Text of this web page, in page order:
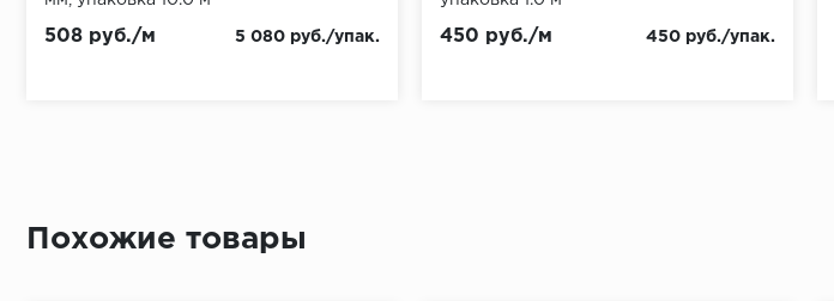
508 руб./м 5 080 руб./упак. 450 руб./м 450 руб./упак.
Похожие товары